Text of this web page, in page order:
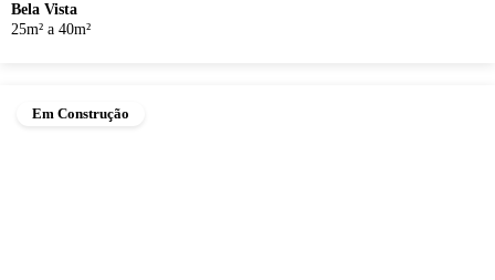
Bela Vista
25m² a 40m²
Em Construção